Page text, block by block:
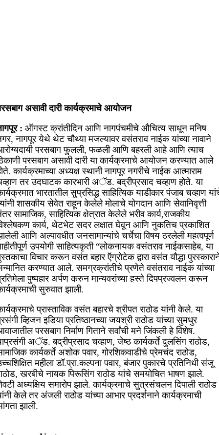
असावी दारी कार्यक्रमाचे आयोजन
: ऑगस्ट क्रांतीदिन आणि नागपंचमीचे औचित्य साधून मनिष
नागपूर येथे थेट चौथ्या मजल्यावर वसंतराव नाईक यांच्या नावाने
परसबाग फुलली, फळली आणि बहरली आहे आणि त्याच
परसबाग असावी दारी या कार्यक्रमाचे आयोजन करण्यात आले
कार्यक्रमाच्या अध्यक्ष स्थानी नागपूर नगरीचे नाईक आत्माराम
तर उदघाटक कारभारी अॅड. बद्रीप्रसाद चव्हाण होते. या
भारतातील सुप्रसिद्ध साहित्यिक याडीकार पंजाब चव्हाण
शासकीय सेवेत राहून केलेले मोलाचे योगदान आणि सेवानिवृत्ती
सामाजिक, साहित्यिक क्षेत्रात केलेले भरीव कार्य,राजकीय
कार्य, थेटभेट सदर लक्षात घेवून आणि नुकतिच प्रकाशित
आणि अल्पावधीत जनसामान्यांचे चर्चेचा विषय ठरलेली महत्वपूर्ण
उपयोगी साहित्यकृती “लोकनायक वसंतराव नाईकसाहेब, या
विचार करून वसंत बहार ऍग्रोटेक द्वारा वसंत यौद्धा
करण्यात आले. समग्रक्रांतीचे प्रणेते वसंतराव नाईक यांच्या
पुष्पहार अर्पण करुन मान्यवरांच्या हस्ते दिपप्रज्वलन करून
सुरुवात झाली.
प्रास्ताविक वसंत बहारचे श्रीपत राठोड यांनी केले. या
व्हिजन इडिया प्रतिष्ठानच्या जयश्री राठोड यांच्या सुमधुर
परसबाग निर्माण गिताने सर्वांची मने जिंकली हे विशेष.
अॅड. बद्रीप्रसाद चव्हाण, जेष्ठ कार्यकर्ते दुलसिंग राठोड,
कार्यकर्ते अशोक पवार, गोरशिकवाडीचे प्रेमचंद राठोड,
महीला डॉ.प्रा.कल्पना पवार, बंजार पुकारचे प्रतिनिधी संजू
खरबीचे नायक पिरूसिंग राठोड यांचे समयोचित भाषण झाले.
अध्यक्षिय समारोप झाले. कार्यक्रमाचे सुत्रसंचलन दिपाली राठोड
केले तर अंजली राठोड यांच्या आभार प्रदर्शनाने कार्यक्रमाची
झाली.